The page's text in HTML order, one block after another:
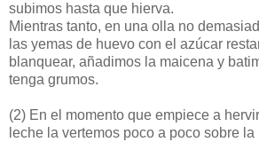
subimos hasta que hierva.
Mientras tanto, en una olla no
las yemas de huevo con el azúcar
blanquear, añadimos la maicena y
tenga grumos.
(2) En el momento que empiece a
leche la vertemos poco a poco sobre